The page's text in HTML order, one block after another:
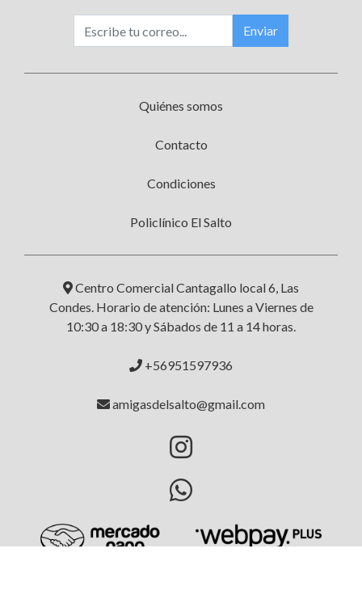
Enviar
Quiénes somos
Contacto
Condiciones
Policlínico El Salto
Centro Comercial Cantagallo local 6, Las
Condes. Horario de atención: Lunes a Viernes de
10:30 a 18:30 y Sábados de 11 a 14 horas.
+56951597936
amigasdelsalto@gmail.com